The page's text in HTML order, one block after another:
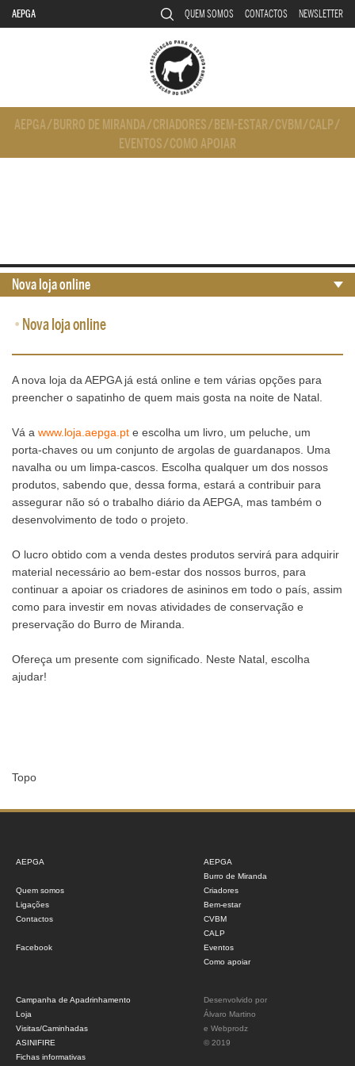
AEPGA QUEM SOMOS CONTACTOS NEWSLETTER
AEPGA/ BURRO DE MIRANDA/CRIADORES/ BEM-ESTAR/CVBM/CALP/
EVENTOS/COMO APOIAR
• Nova loja online
A nova loja da AEPGA já está online e tem várias opções para
preencher o sapatinho de quem mais gosta na noite de Natal.
Vá a www.loja.aepga.pt e escolha um livro, um peluche, um
porta-chaves ou um conjunto de argolas de guardanapos. Uma
navalha ou um limpa-cascos. Escolha qualquer um dos nossos
produtos, sabendo que, dessa forma, estará a contribuir para
assegurar não só o trabalho diário da AEPGA, mas também o
desenvolvimento de todo o projeto.
O lucro obtido com a venda destes produtos servirá para adquirir
material necessário ao bem-estar dos nossos burros, para
continuar a apoiar os criadores de asininos em todo o país, assim
como para investir em novas atividades de conservação e
preservação do Burro de Miranda.
Ofereça um presente com significado. Neste Natal, escolha
ajudar!
Topo
Nova loja online
AEPGA
Quem somos
Ligações
Contactos
Facebook
AEPGA
Burro de Miranda
Criadores
Bem-estar
CVBM
CALP
Eventos
Como apoiar
Campanha de Apadrinhamento
Loja
Visitas/Caminhadas
ASINIFIRE
Fichas informativas
Desenvolvido por
Álvaro Martino
e Webprodz
© 2019